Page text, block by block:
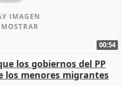
00:54
los gobiernos del PP
los menores migrantes